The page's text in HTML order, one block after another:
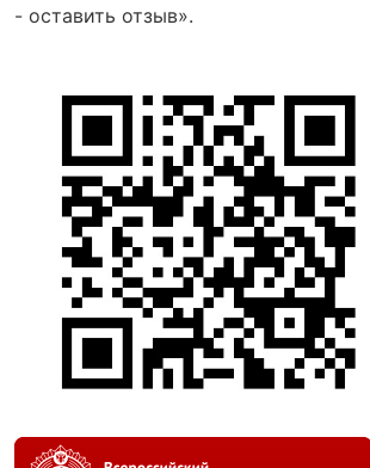
- оставить отзыв».